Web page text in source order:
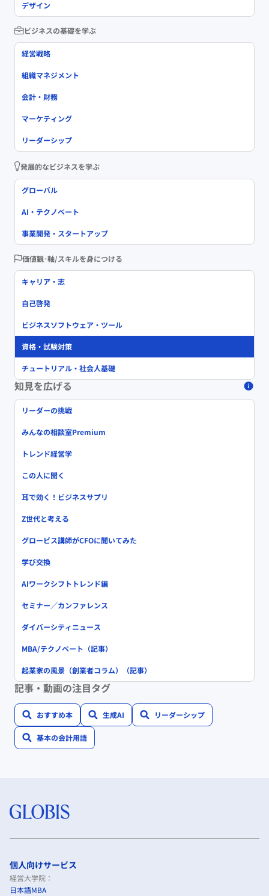
デザイン
ビジネスの基礎を学ぶ
経営戦略
組織マネジメント
会計・財務
マーケティング
リーダーシップ
発展的なビジネスを学ぶ
グローバル
AI・テクノベート
事業開発・スタートアップ
価値観･軸/スキルを身につける
キャリア・志
自己啓発
ビジネスソフトウェア・ツール
資格・試験対策
チュートリアル・社会人基礎
知見を広げる
リーダーの挑戦
みんなの相談室Premium
トレンド経営学
この人に聞く
耳で効く！ビジネスサプリ
Z世代と考える
グロービス講師がCFOに聞いてみた
学び交換
AIワークシフトトレンド編
セミナー／カンファレンス
ダイバーシティニュース
MBA/テクノベート（記事）
起業家の風景（創業者コラム）（記事）
記事・動画の注目タグ
おすすめ本 生成AI リーダーシップ
基本の会計用語
個人向けサービス
経営大学院：
日本語MBA